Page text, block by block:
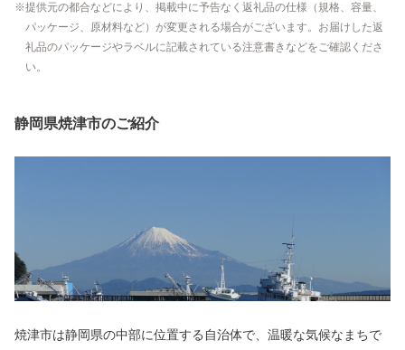
提供元の都合などにより、掲載中に予告なく返礼品の仕様（規格、容量、
パッケージ、原材料など）が変更される場合がございます。お届けした返
礼品のパッケージやラベルに記載されている注意書きなどをご確認くださ
い。
静岡県焼津市のご紹介
焼津市は静岡県の中部に位置する自治体で、温暖な気候なまちで